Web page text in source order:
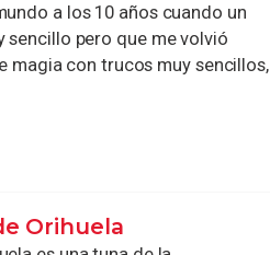
a los 10 años cuando un
sencillo pero que me volvió
magia con trucos muy sencillos,
Orihuela